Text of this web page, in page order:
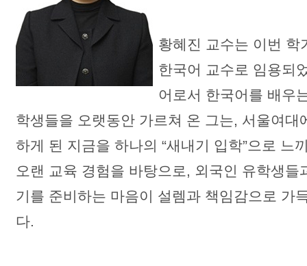
황혜진 교수는 이번 학
한국어 교수로 임용되
어로서 한국어를 배우
학생들을 오랫동안 가르쳐 온 그는, 서울여대
하게 된 지금을 하나의 “새내기 입학”으로 느
오랜 교육 경험을 바탕으로, 외국인 유학생들
기를 준비하는 마음이 설렘과 책임감으로 가
다.